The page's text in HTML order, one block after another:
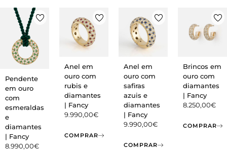
Pendente
em ouro
com
esmeraldas
e
diamantes
| Fancy
8.990,00€
Anel em
ouro com
rubis e
diamantes
| Fancy
9.990,00€
COMPRAR
Anel em
ouro com
safiras
azuis e
diamantes
| Fancy
9.990,00€
COMPRAR
Brincos em
ouro com
diamantes
| Fancy
8.250,00€
COMPRAR